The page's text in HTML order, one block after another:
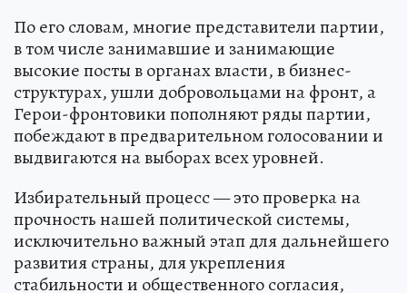
По его словам, многие представители партии,
в том числе занимавшие и занимающие
высокие посты в органах власти, в бизнес-
структурах, ушли добровольцами на фронт, а
Герои-фронтовики пополняют ряды партии,
побеждают в предварительном голосовании и
выдвигаются на выборах всех уровней.
Избирательный процесс — это проверка на
прочность нашей политической системы,
исключительно важный этап для дальнейшего
развития страны, для укрепления
стабильности и общественного согласия,